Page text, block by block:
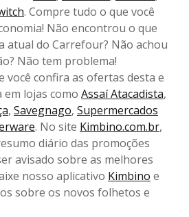
. Compre tudo o que você
Não encontrou o que
atual do Carrefour? Não achou
Não tem problema!
você confira as ofertas desta e
em lojas como Assaí Atacadista,
, Savegnago, Supermercados
. No site Kimbino.com.br,
diário das promoções
avisado sobre as melhores
nosso aplicativo Kimbino e
sobre os novos folhetos e